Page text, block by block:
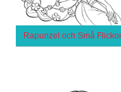
Rapunzel och Små Flickor